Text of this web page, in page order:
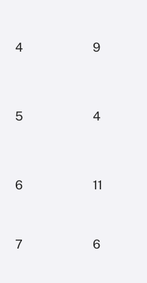
4 9
5 4
6 11
7 6